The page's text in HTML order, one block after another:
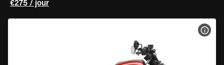
€275 / jour